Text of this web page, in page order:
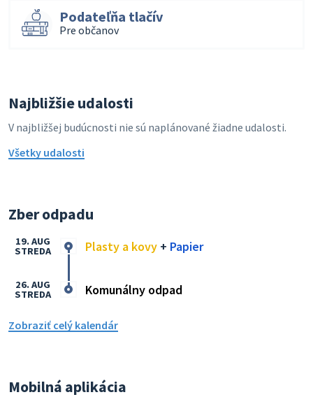
Podateľňa tlačív
Pre občanov
Najbližšie udalosti
V najbližšej budúcnosti nie sú naplánované žiadne udalosti.
Všetky udalosti
Zber odpadu
Plasty a kovy + Papier
19. AUG
STREDA
Komunálny odpad
26. AUG
STREDA
Zobraziť celý kalendár
Mobilná aplikácia